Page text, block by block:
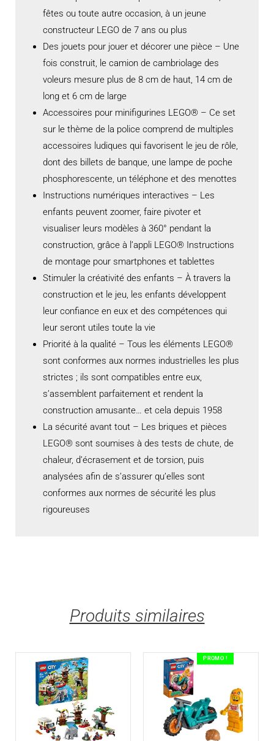
fêtes ou toute autre occasion, à un jeune
constructeur LEGO de 7 ans ou plus
Des jouets pour jouer et décorer une pièce – Une
fois construit, le camion de cambriolage des
voleurs mesure plus de 8 cm de haut, 14 cm de
long et 6 cm de large
Accessoires pour minifigurines LEGO® – Ce set
sur le thème de la police comprend de multiples
accessoires ludiques qui favorisent le jeu de rôle,
dont des billets de banque, une lampe de poche
phosphorescente, un téléphone et des menottes
Instructions numériques interactives – Les
enfants peuvent zoomer, faire pivoter et
visualiser leurs modèles à 360° pendant la
construction, grâce à l’appli LEGO® Instructions
de montage pour smartphones et tablettes
Stimuler la créativité des enfants – À travers la
construction et le jeu, les enfants développent
leur confiance en eux et des compétences qui
leur seront utiles toute la vie
Priorité à la qualité – Tous les éléments LEGO®
sont conformes aux normes industrielles les plus
strictes ; ils sont compatibles entre eux,
s’assemblent parfaitement et rendent la
construction amusante… et cela depuis 1958
La sécurité avant tout – Les briques et pièces
LEGO® sont soumises à des tests de chute, de
chaleur, d’écrasement et de torsion, puis
analysées afin de s’assurer qu’elles sont
conformes aux normes de sécurité les plus
rigoureuses
Produits similaires
PROMO !